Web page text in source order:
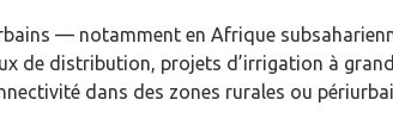
— notamment en Afrique
de distribution, projets d’irrigation à
dans des zones rurales ou